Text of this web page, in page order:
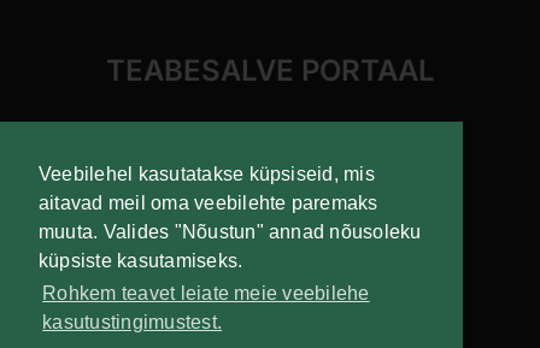
Veebilehel kasutatakse küpsiseid, mis
aitavad meil oma veebilehte paremaks
muuta. Valides "Nõustun" annad nõusoleku
küpsiste kasutamiseks.
Rohkem teavet leiate meie veebilehe
kasutustingimustest.
TEABESALVE PORTAAL
Liitu uudiskirjaga!